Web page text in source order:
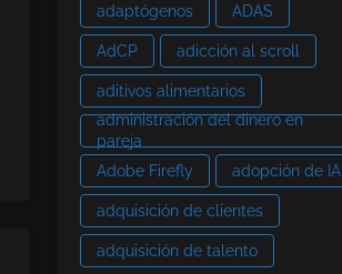
adaptógenos ADAS
AdCP adicción al scroll
aditivos alimentarios
administración del dinero en
pareja
Adobe Firefly
adopción de IA
adquisición de clientes
adquisición de talento